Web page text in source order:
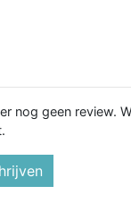
nog geen review.